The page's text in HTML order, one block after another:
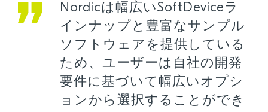
Nordicは幅広いSoftDeviceラ
インナップと豊富なサンプル
ソフトウェアを提供している
ため、ユーザーは自社の開発
要件に基づいて幅広いオプシ
ョンから選択することができ